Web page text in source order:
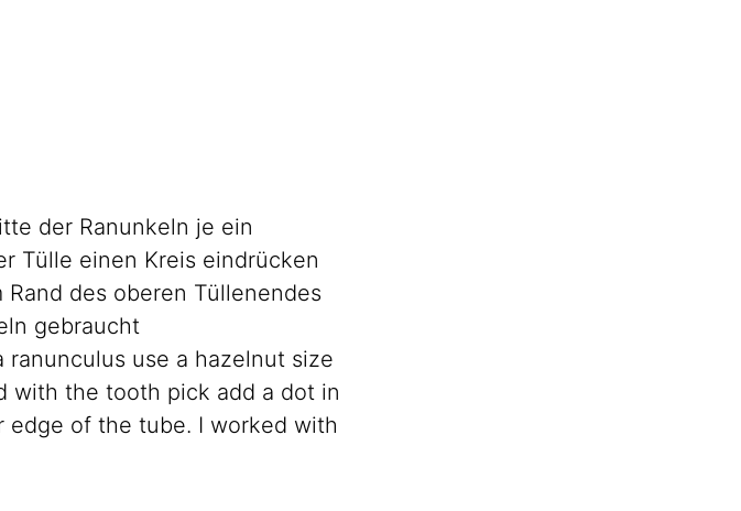
der Ranunkeln je ein
Tülle einen Kreis eindrücken
des oberen Tüllenendes
gebraucht
use a hazelnut size
with the tooth pick add a dot in
edge of the tube. I worked with